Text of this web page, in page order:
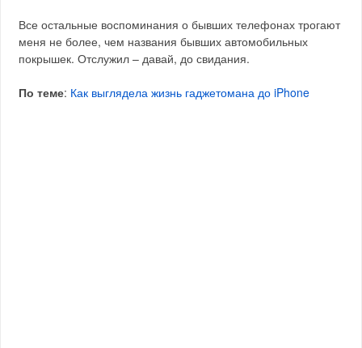
Все остальные воспоминания о бывших телефонах трогают
меня не более, чем названия бывших автомобильных
покрышек. Отслужил – давай, до свидания.
По теме: Как выглядела жизнь гаджетомана до iPhone